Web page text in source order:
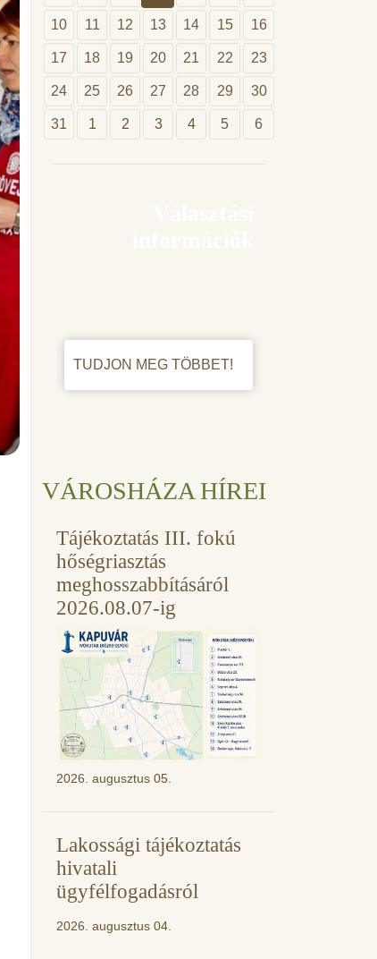
10 11 12 13 14 15 16
17 18 19 20 21 22 23
24 25 26 27 28 29 30
31 1 2 3 4 5 6
TUDJON MEG TÖBBET!
VÁROSHÁZA HÍREI
Tájékoztatás III. fokú
hőségriasztás
meghosszabbításáról
2026.08.07-ig
2026. augusztus 05.
Lakossági tájékoztatás
hivatali
ügyfélfogadásról
2026. augusztus 04.